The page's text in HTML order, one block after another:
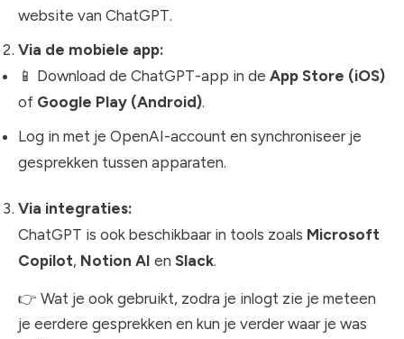
website van ChatGPT.
Via de mobiele app:
📱 Download de ChatGPT-app in de App Store (iOS)
of Google Play (Android).
Log in met je OpenAI-account en synchroniseer je
gesprekken tussen apparaten.
Via integraties:
ChatGPT is ook beschikbaar in tools zoals Microsoft
Copilot, Notion AI en Slack.
👉 Wat je ook gebruikt, zodra je inlogt zie je meteen
je eerdere gesprekken en kun je verder waar je was